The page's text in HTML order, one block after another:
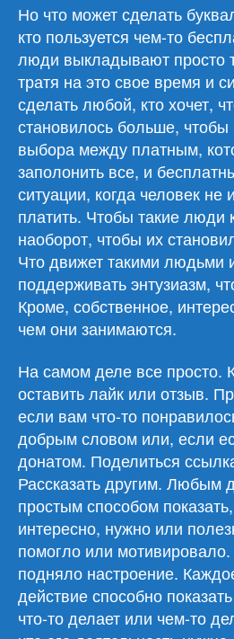
Но что может сделать
кто пользуется чем-то
люди выкладывают просто
тратя на это свое время и
сделать любой, кто хочет,
становилось больше,
выбора между платным,
заполонить все, и
ситуации, когда человек не
платить. Чтобы такие люди
наоборот, чтобы их
Что движет такими людьми
поддерживать энтузиазм,
Кроме, собственное,
чем они занимаются.
На самом деле все просто.
оставить лайк или отзыв.
если вам что-то
добрым словом или, если
донатом. Поделиться
Рассказать другим. Любым
простым способом
интересно, нужно или
помогло или
подняло настроение.
действие способно
что-то делает или чем-то